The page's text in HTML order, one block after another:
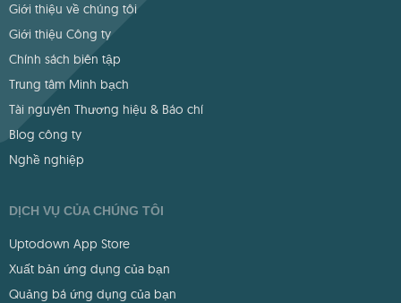
Giới thiệu về chúng tôi
Giới thiệu Công ty
Chính sách biên tập
Trung tâm Minh bạch
Tài nguyên Thương hiệu & Báo chí
Blog công ty
Nghề nghiệp
DỊCH VỤ CỦA CHÚNG TÔI
Uptodown App Store
Xuất bản ứng dụng của bạn
Quảng bá ứng dụng của bạn